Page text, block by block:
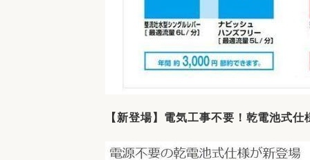
【新登場】電気工事不要！乾電池式仕